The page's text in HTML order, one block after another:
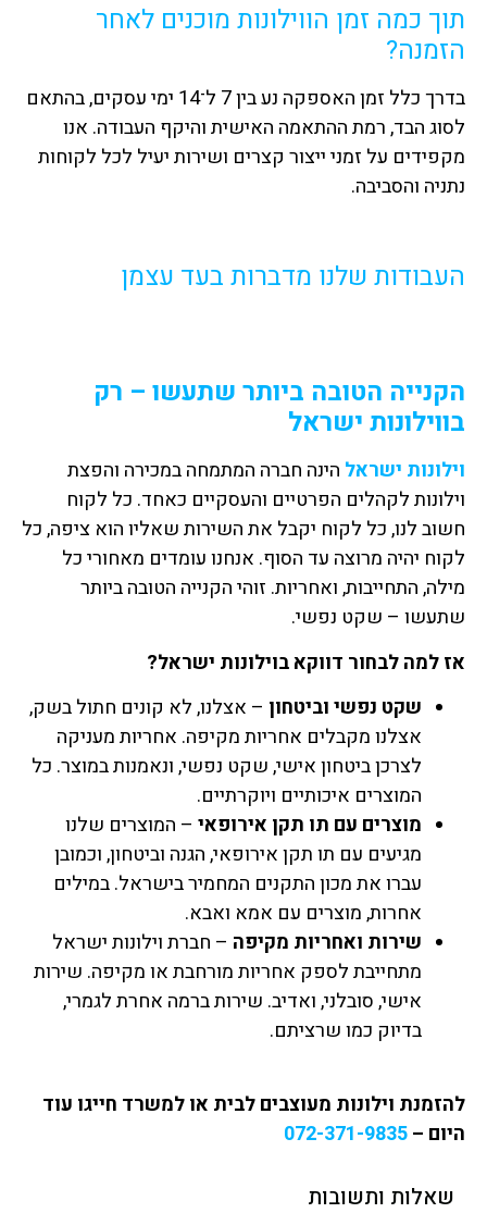
תוך כמה זמן הווילונות מוכנים לאחר
הזמנה?
בדרך כלל זמן האספקה נע בין 7 ל־14 ימי עסקים, בהתאם
לסוג הבד, רמת ההתאמה האישית והיקף העבודה. אנו
מקפידים על זמני ייצור קצרים ושירות יעיל לכל לקוחות
נתניה והסביבה.
העבודות שלנו מדברות בעד עצמן
הקנייה הטובה ביותר שתעשו – רק
בווילונות ישראל
וילונות ישראלהינה חברה המתמחה במכירה והפצת
וילונות לקהלים הפרטיים והעסקיים כאחד. כל לקוח
חשוב לנו, כל לקוח יקבל את השירות שאליו הוא ציפה, כל
לקוח יהיה מרוצה עד הסוף. אנחנו עומדים מאחורי כל
מילה, התחייבות, ואחריות. זוהי הקנייה הטובה ביותר
שתעשו – שקט נפשי.
אז למה לבחור דווקא בוילונות ישראל?
שקט נפשי וביטחון– אצלנו, לא קונים חתול בשק,
אצלנו מקבלים אחריות מקיפה. אחריות מעניקה
לצרכן ביטחון אישי, שקט נפשי, ונאמנות במוצר. כל
המוצרים איכותיים ויוקרתיים.
מוצרים עם תו תקן אירופאי– המוצרים שלנו
מגיעים עם תו תקן אירופאי, הגנה וביטחון, וכמובן
עברו את מכון התקנים המחמיר בישראל. במילים
אחרות, מוצרים עם אמא ואבא.
שירות ואחריות מקיפה– חברת וילונות ישראל
מתחייבת לספק אחריות מורחבת או מקיפה. שירות
אישי, סובלני, ואדיב. שירות ברמה אחרת לגמרי,
בדיוק כמו שרציתם.
להזמנת וילונות מעוצבים לבית או למשרד חייגו עוד
היום – 072-371-9835
שאלות ותשובות